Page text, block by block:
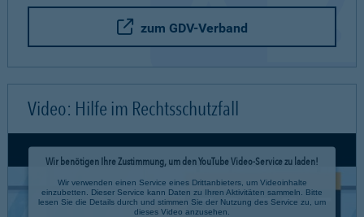
zum GDV-Verband
Video: Hilfe im Rechtsschutzfall
Wir benötigen Ihre Zustimmung, um den YouTube Video-Service zu laden!
Wir verwenden einen Service eines Drittanbieters, um Videoinhalte
einzubetten. Dieser Service kann Daten zu Ihren Aktivitäten sammeln. Bitte
lesen Sie die Details durch und stimmen Sie der Nutzung des Service zu, um
dieses Video anzusehen.